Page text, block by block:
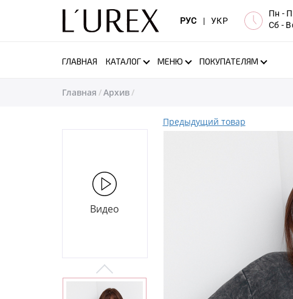
РУС | УКР
Пн -
Сб -
ГЛАВНАЯ КАТАЛОГ МЕНЮ ПОКУПАТЕЛЯМ
Главная Архив
Видео
Предыдущий товар